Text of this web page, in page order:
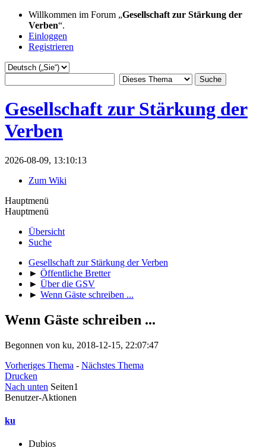
Willkommen im Forum „Gesellschaft zur Stärkung der
Verben“.
Einloggen
Registrieren
Gesellschaft zur Stärkung der
Verben
2026-08-09, 13:10:13
Zum Wiki
Hauptmenü
Hauptmenü
Übersicht
Suche
Gesellschaft zur Stärkung der Verben
► Öffentliche Bretter
► Über die GSV
► Wenn Gäste schreiben ...
Wenn Gäste schreiben ...
Begonnen von ku, 2018-12-15, 22:07:47
Vorheriges Thema - Nächstes Thema
Drucken
Nach unten Seiten1
Benutzer-Aktionen
ku
Dubios